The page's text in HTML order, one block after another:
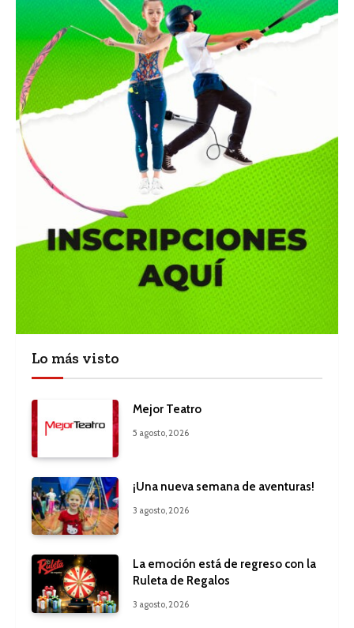
Lo más visto
Mejor Teatro
5 agosto, 2026
¡Una nueva semana de aventuras!
3 agosto, 2026
La emoción está de regreso con la
Ruleta de Regalos
3 agosto, 2026